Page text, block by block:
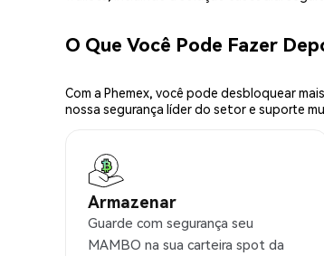
O Que Você Pode Fazer
Com a Phemex, você pode desbloquear
nossa segurança líder do setor e suporte
Armazenar
Guarde com segurança seu
MAMBO na sua carteira spot da